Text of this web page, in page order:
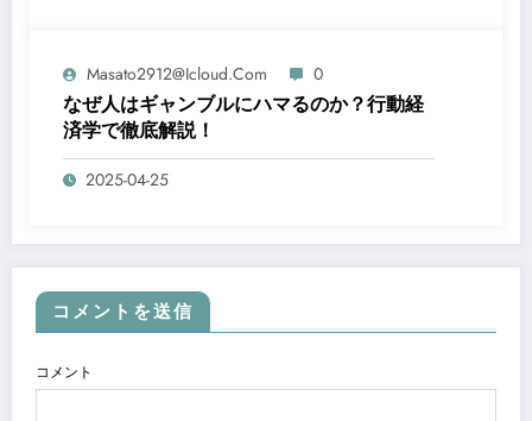
Masato2912@icloud.com 0
なぜ人はギャンブルにハマるのか？行動経
済学で徹底解説！
2025-04-25
コメントを送信
コメント